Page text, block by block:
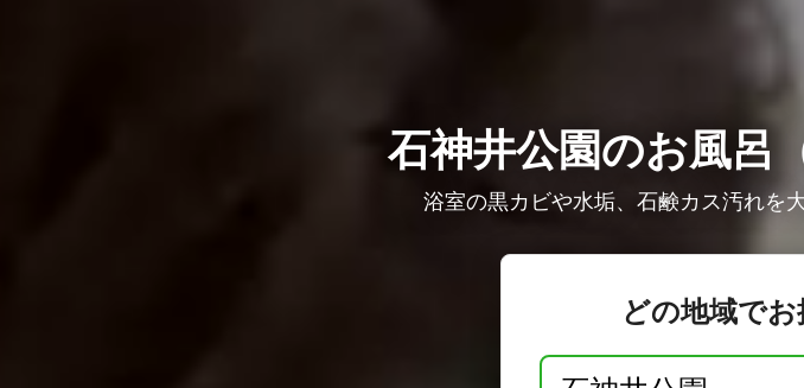
石神井公園のお風呂
浴室の黒カビや水垢、石鹸カス汚れを
どの地域で